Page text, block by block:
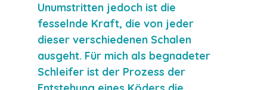
Unumstritten jedoch ist die
fesselnde Kraft, die von jeder
dieser verschiedenen Schalen
ausgeht. Für mich als begnadeter
Schleifer ist der Prozess der